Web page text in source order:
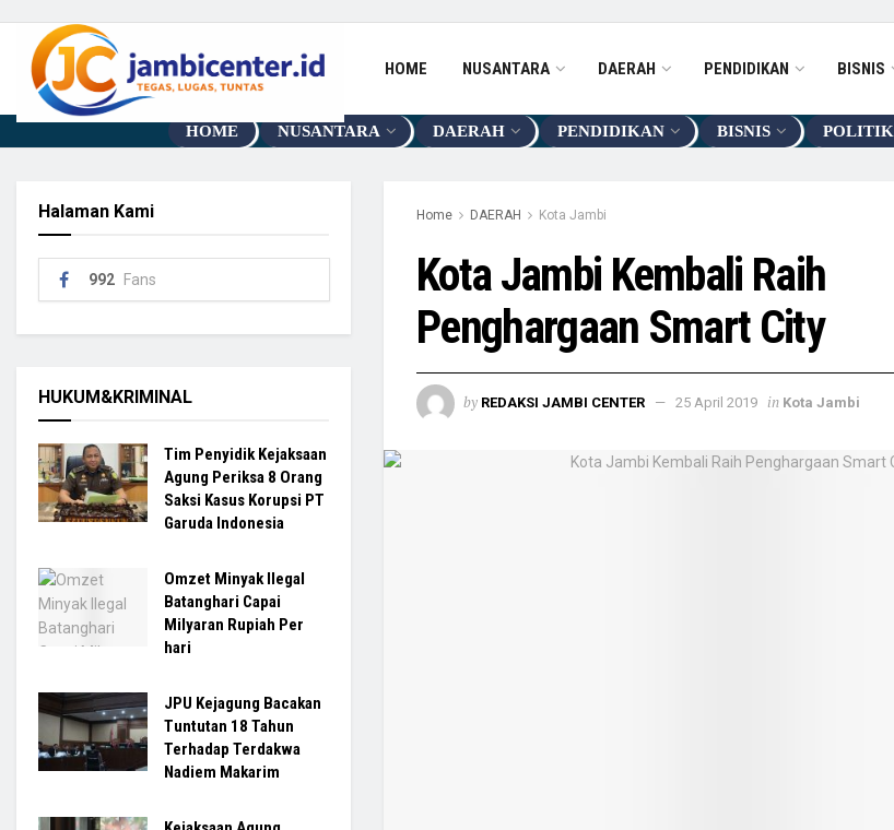
HOME NUSANTARA DAERAH PENDIDIKAN BISNIS
HOME NUSANTARA DAERAH PENDIDIKAN BISNIS POLITIK
Home DAERAH Kota Jambi
Kota Jambi Kembali Raih
Penghargaan Smart City
by REDAKSI JAMBI CENTER 25 April 2019 in Kota Jambi
Halaman Kami
992 Fans
HUKUM&KRIMINAL
Tim Penyidik Kejaksaan
Agung Periksa 8 Orang
Saksi Kasus Korupsi PT
Garuda Indonesia
Omzet Minyak Ilegal
Batanghari Capai
Milyaran Rupiah Per
hari
JPU Kejagung Bacakan
Tuntutan 18 Tahun
Terhadap Terdakwa
Nadiem Makarim